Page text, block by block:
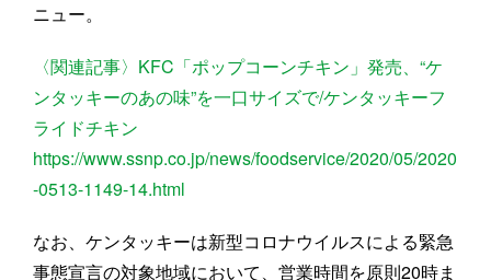
ニュー。
〈関連記事〉KFC「ポップコーンチキン」発売、“ケ
ンタッキーのあの味”を一口サイズで/ケンタッキーフ
ライドチキン
https://www.ssnp.co.jp/news/foodservice/2020/05/2020
-0513-1149-14.html
なお、ケンタッキーは新型コロナウイルスによる緊急
事態宣言の対象地域において、営業時間を原則20時ま